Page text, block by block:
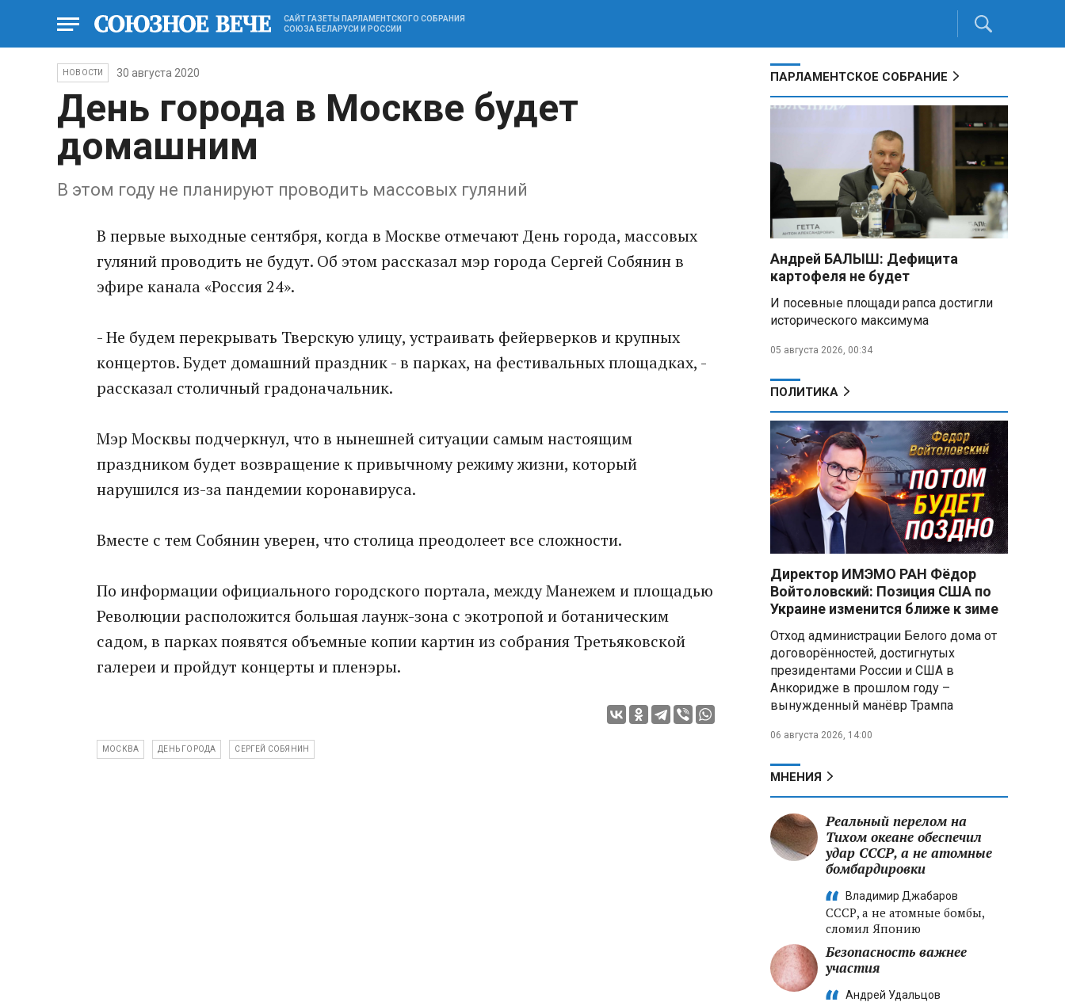
САЙТ ГАЗЕТЫ ПАРЛАМЕНТСКОГО СОБРАНИЯ
СОЮЗА БЕЛАРУСИ И РОССИИ
НОВОСТИ 30 августа 2020
День города в Москве будет
домашним
В этом году не планируют проводить массовых гуляний
В первые выходные сентября, когда в Москве отмечают День города, массовых
гуляний проводить не будут. Об этом рассказал мэр города Сергей Собянин в
эфире канала «Россия 24».
- Не будем перекрывать Тверскую улицу, устраивать фейерверков и крупных
концертов. Будет домашний праздник - в парках, на фестивальных площадках, -
рассказал столичный градоначальник.
Мэр Москвы подчеркнул, что в нынешней ситуации самым настоящим
праздником будет возвращение к привычному режиму жизни, который
нарушился из-за пандемии коронавируса.
Вместе с тем Собянин уверен, что столица преодолеет все сложности.
По информации официального городского портала, между Манежем и площадью
Революции расположится большая лаунж-зона с экотропой и ботаническим
садом, в парках появятся объемные копии картин из собрания Третьяковской
галереи и пройдут концерты и пленэры.
МОСКВА ДЕНЬ ГОРОДА СЕРГЕЙ СОБЯНИН
ПАРЛАМЕНТСКОЕ СОБРАНИЕ
Андрей БАЛЫШ: Дефицита
картофеля не будет
И посевные площади рапса достигли
исторического максимума
05 августа 2026, 00:34
ПОЛИТИКА
Директор ИМЭМО РАН Фёдор
Войтоловский: Позиция США по
Украине изменится ближе к зиме
Отход администрации Белого дома от
договорённостей, достигнутых
президентами России и США в
Анкоридже в прошлом году –
вынужденный манёвр Трампа
06 августа 2026, 14:00
МНЕНИЯ
Реальный перелом на
Тихом океане обеспечил
удар СССР, а не атомные
бомбардировки
Владимир Джабаров
СССР, а не атомные бомбы,
сломил Японию
Безопасность важнее
участия
Андрей Удальцов